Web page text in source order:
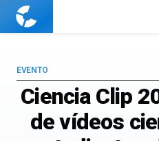
Cuaderno
Ciencia Clip
de vídeos
EVENTO